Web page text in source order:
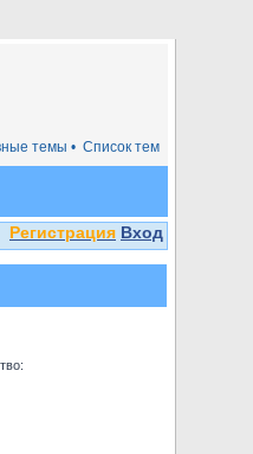
Список тем
темы •
Регистрация Вход